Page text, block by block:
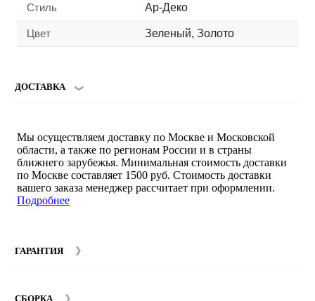
Стиль Ар-Деко
Цвет Зеленый, Золото
ДОСТАВКА
Мы осуществляем доставку по Москве и Московской
области, а также по регионам России и в страны
ближнего зарубежья. Минимальная стоимость доставки
по Москве составляет 1500 руб. Стоимость доставки
вашего заказа менеджер рассчитает при оформлении.
Подробнее
ГАРАНТИЯ
составляет 12 месяцев с момента покупки при
СБОРКА